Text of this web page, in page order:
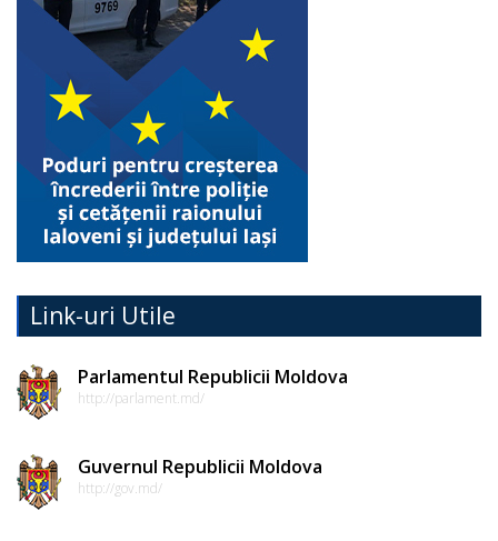
Link-uri Utile
Parlamentul Republicii Moldova
http://parlament.md/
Guvernul Republicii Moldova
http://gov.md/